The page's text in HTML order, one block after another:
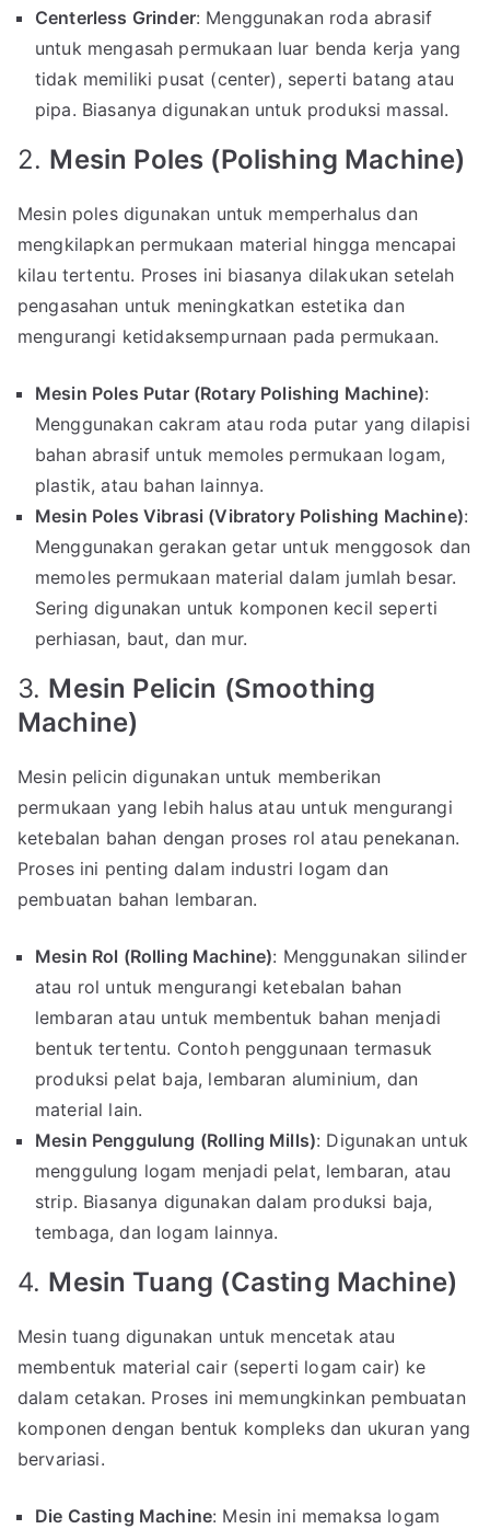
Centerless Grinder: Menggunakan roda abrasif
untuk mengasah permukaan luar benda kerja yang
tidak memiliki pusat (center), seperti batang atau
pipa. Biasanya digunakan untuk produksi massal.
2. Mesin Poles (Polishing Machine)
Mesin poles digunakan untuk memperhalus dan
mengkilapkan permukaan material hingga mencapai
kilau tertentu. Proses ini biasanya dilakukan setelah
pengasahan untuk meningkatkan estetika dan
mengurangi ketidaksempurnaan pada permukaan.
Mesin Poles Putar (Rotary Polishing Machine):
Menggunakan cakram atau roda putar yang dilapisi
bahan abrasif untuk memoles permukaan logam,
plastik, atau bahan lainnya.
Mesin Poles Vibrasi (Vibratory Polishing Machine):
Menggunakan gerakan getar untuk menggosok dan
memoles permukaan material dalam jumlah besar.
Sering digunakan untuk komponen kecil seperti
perhiasan, baut, dan mur.
3. Mesin Pelicin (Smoothing
Machine)
Mesin pelicin digunakan untuk memberikan
permukaan yang lebih halus atau untuk mengurangi
ketebalan bahan dengan proses rol atau penekanan.
Proses ini penting dalam industri logam dan
pembuatan bahan lembaran.
Mesin Rol (Rolling Machine): Menggunakan silinder
atau rol untuk mengurangi ketebalan bahan
lembaran atau untuk membentuk bahan menjadi
bentuk tertentu. Contoh penggunaan termasuk
produksi pelat baja, lembaran aluminium, dan
material lain.
Mesin Penggulung (Rolling Mills): Digunakan untuk
menggulung logam menjadi pelat, lembaran, atau
strip. Biasanya digunakan dalam produksi baja,
tembaga, dan logam lainnya.
4. Mesin Tuang (Casting Machine)
Mesin tuang digunakan untuk mencetak atau
membentuk material cair (seperti logam cair) ke
dalam cetakan. Proses ini memungkinkan pembuatan
komponen dengan bentuk kompleks dan ukuran yang
bervariasi.
Die Casting Machine: Mesin ini memaksa logam